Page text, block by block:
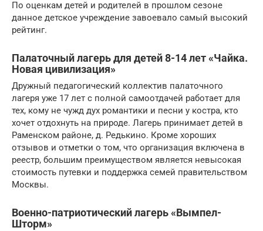
По оценкам детей и родителей в прошлом сезоне
данное детское учреждение завоевало самый высокий
рейтинг.
Палаточный лагерь для детей 8-14 лет «Чайка.
Новая цивилизация»
Дружный педагогический коллектив палаточного
лагеря уже 17 лет с полной самоотдачей работает для
тех, кому не чужд дух романтики и песни у костра, кто
хочет отдохнуть на природе. Лагерь принимает детей в
Раменском районе, д. Редькино. Кроме хороших
отзывов и отметки о том, что организация включена в
реестр, большим преимуществом является невысокая
стоимость путевки и поддержка семей правительством
Москвы.
Военно-патриотический лагерь «Вымпел-
Шторм»